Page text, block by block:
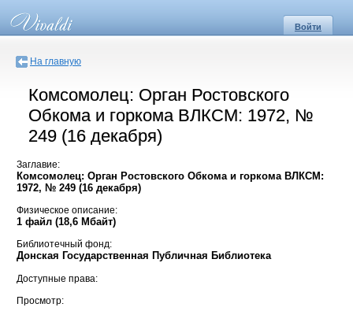
Войти
На главную
Комсомолец: Орган Ростовского
Обкома и горкома ВЛКСМ: 1972, №
249 (16 декабря)
Заглавие:
Комсомолец: Орган Ростовского Обкома и горкома ВЛКСМ:
1972, № 249 (16 декабря)
Физическое описание:
1 файл (18,6 Мбайт)
Библиотечный фонд:
Донская Государственная Публичная Библиотека
Доступные права:
Просмотр: